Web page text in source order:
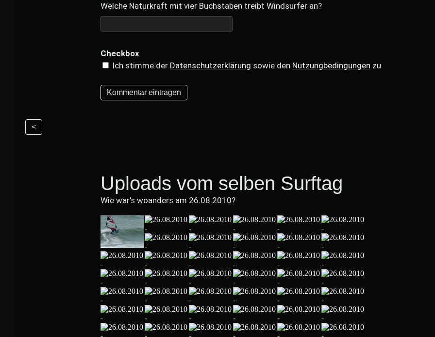
Welche Naturkraft mit vier Buchstaben treibt Windsurfer an?
Checkbox
Ich stimme der Datenschutzerklärung sowie den Nutzungbedingungen zu
<
Uploads vom selben Surftag
Wie war's woanders am 26.08.2010?